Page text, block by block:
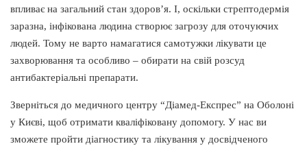
впливає на загальний стан здоров’я. І, оскільки стрептодермія
заразна, інфікована людина створює загрозу для оточуючих
людей. Тому не варто намагатися самотужки лікувати це
захворювання та особливо – обирати на свій розсуд
антибактеріальні препарати.
Зверніться до медичного центру “Діамед-Експрес” на Оболоні
у Києві, щоб отримати кваліфіковану допомогу. У нас ви
зможете пройти діагностику та лікування у досвідченого